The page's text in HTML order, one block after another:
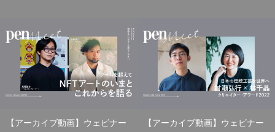
【アーカイブ動画】ウェビナー
【アーカイブ動画】ウェビナー